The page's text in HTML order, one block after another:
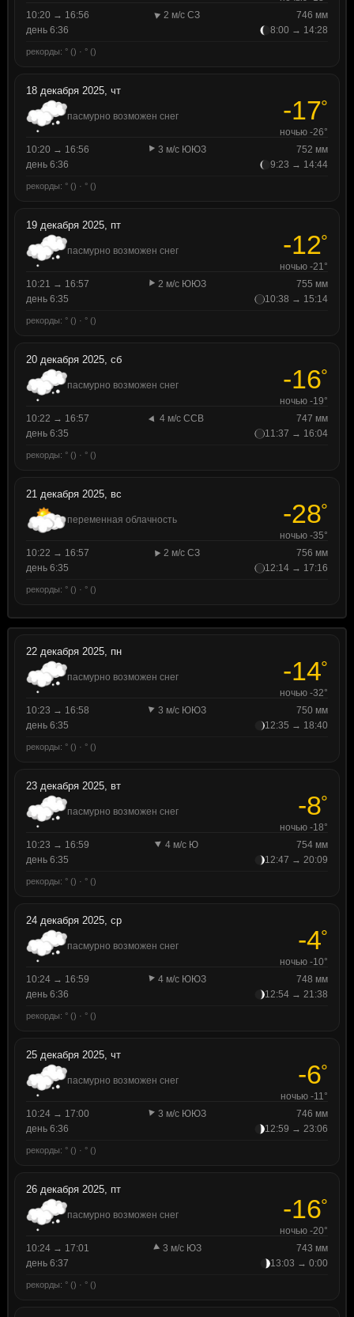
10:20 → 16:56
2 м/с СЗ
746 мм
день 6:36
8:00 → 14:28
рекорды: ° () · ° ()
18 декабря 2025, чт
пасмурно возможен снег -17°
ночью -26°
10:20 → 16:56
3 м/с ЮЮЗ
752 мм
день 6:36
9:23 → 14:44
рекорды: ° () · ° ()
19 декабря 2025, пт
пасмурно возможен снег -12°
ночью -21°
10:21 → 16:57
2 м/с ЮЮЗ
755 мм
день 6:35
10:38 → 15:14
рекорды: ° () · ° ()
20 декабря 2025, сб
пасмурно возможен снег -16°
ночью -19°
10:22 → 16:57
4 м/с ССВ
747 мм
день 6:35
11:37 → 16:04
рекорды: ° () · ° ()
21 декабря 2025, вс
переменная облачность -28°
ночью -35°
10:22 → 16:57
2 м/с СЗ
756 мм
день 6:35
12:14 → 17:16
рекорды: ° () · ° ()
22 декабря 2025, пн
пасмурно возможен снег -14°
ночью -32°
10:23 → 16:58
3 м/с ЮЮЗ
750 мм
день 6:35
12:35 → 18:40
рекорды: ° () · ° ()
23 декабря 2025, вт
пасмурно возможен снег -8°
ночью -18°
10:23 → 16:59
4 м/с Ю
754 мм
день 6:35
12:47 → 20:09
рекорды: ° () · ° ()
24 декабря 2025, ср
пасмурно возможен снег -4°
ночью -10°
10:24 → 16:59
4 м/с ЮЮЗ
748 мм
день 6:36
12:54 → 21:38
рекорды: ° () · ° ()
25 декабря 2025, чт
пасмурно возможен снег -6°
ночью -11°
10:24 → 17:00
3 м/с ЮЮЗ
746 мм
день 6:36
12:59 → 23:06
рекорды: ° () · ° ()
26 декабря 2025, пт
пасмурно возможен снег -16°
ночью -20°
10:24 → 17:01
3 м/с ЮЗ
743 мм
день 6:37
13:03 → 0:00
рекорды: ° () · ° ()